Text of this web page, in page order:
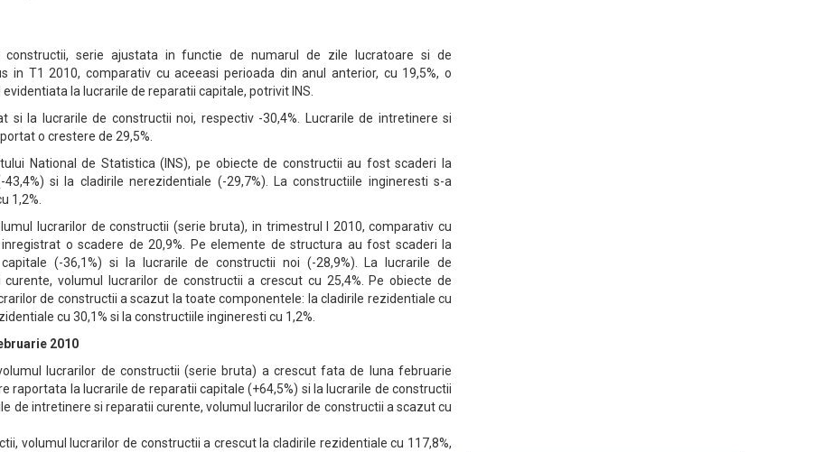
constructii, serie ajustata in functie de numarul de zile lucratoare si de
in T1 2010, comparativ cu aceeasi perioada din anul anterior, cu 19,5%, o
la lucrarile de reparatii capitale, potrivit INS.
si la lucrarile de constructii noi, respectiv -30,4%. Lucrarile de intretinere si
o crestere de 29,5%.
National de Statistica (INS), pe obiecte de constructii au fost scaderi la
si la cladirile nerezidentiale (-29,7%). La constructiile ingineresti s-a
1,2%.
lucrarilor de constructii (serie bruta), in trimestrul I 2010, comparativ cu
o scadere de 20,9%. Pe elemente de structura au fost scaderi la
(-36,1%) si la lucrarile de constructii noi (-28,9%). La lucrarile de
volumul lucrarilor de constructii a crescut cu 25,4%. Pe obiecte de
de constructii a scazut la toate componentele: la cladirile rezidentiale cu
cu 30,1% si la constructiile ingineresti cu 1,2%.
2010
lucrarilor de constructii (serie bruta) a crescut fata de luna februarie
raportata la lucrarile de reparatii capitale (+64,5%) si la lucrarile de constructii
de intretinere si reparatii curente, volumul lucrarilor de constructii a scazut cu
volumul lucrarilor de constructii a crescut la cladirile rezidentiale cu 117,8%,